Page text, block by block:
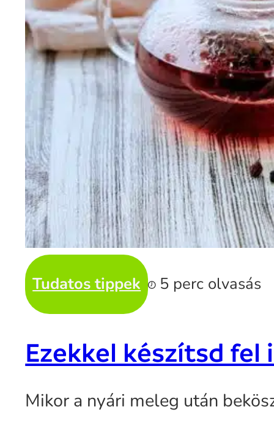
Tudatos tippek 5 perc olvasás
Ezekkel készítsd fel
Mikor a nyári meleg után